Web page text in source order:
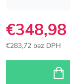
€348,98
€283,72 bez DPH